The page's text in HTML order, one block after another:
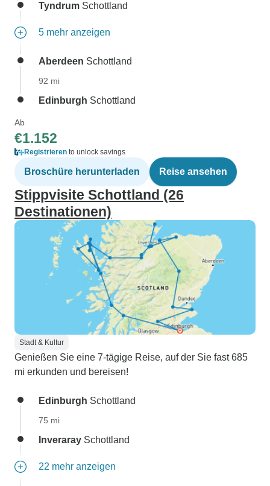
Tyndrum Schottland
5 mehr anzeigen
Aberdeen Schottland
92 mi
Edinburgh Schottland
Ab
€1.152
Registrieren to unlock savings
Broschüre herunterladen Reise ansehen
Stippvisite Schottland (26
Destinationen)
Stadt & Kultur
Genießen Sie eine 7-tägige Reise, auf der Sie fast 685
mi erkunden und bereisen!
Edinburgh Schottland
75 mi
Inveraray Schottland
22 mehr anzeigen